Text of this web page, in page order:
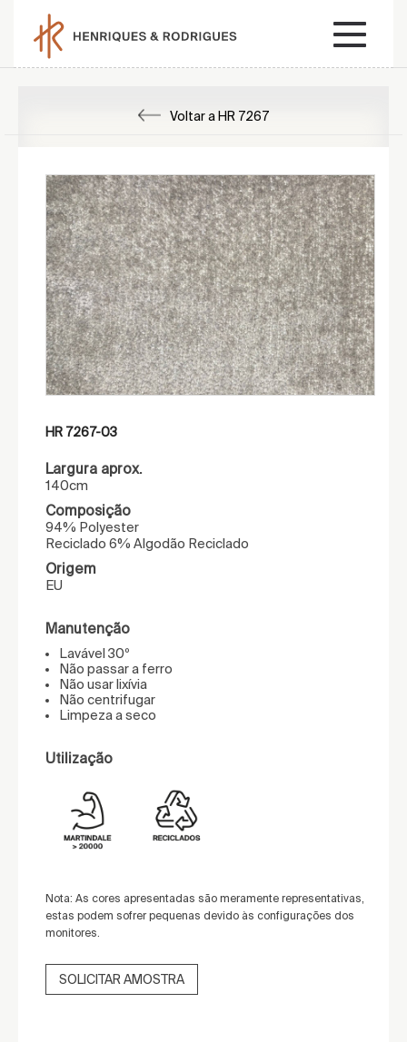
Voltar a HR 7267
HR 7267-03
Largura aprox.
140cm
Composição
94% Polyester
Reciclado 6% Algodão Reciclado
Origem
EU
Manutenção
Lavável 30º
Não passar a ferro
Não usar lixívia
Não centrifugar
Limpeza a seco
Utilização
Nota: As cores apresentadas são meramente representativas,
estas podem sofrer pequenas devido às configurações dos
monitores.
SOLICITAR AMOSTRA